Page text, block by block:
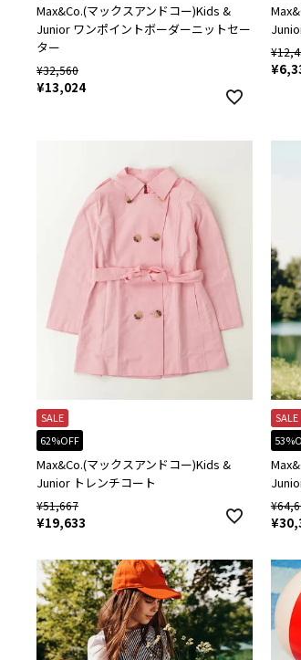
Max&Co.(マックスアンドコー)Kids &
Junior ワンポイントボーダーニットセー
ター
¥32,560
¥13,024
¥
¥
SALE
62%OFF
Max&Co.(マックスアンドコー)Kids &
Junior トレンチコート
¥51,667
¥19,633
SALE
¥
¥